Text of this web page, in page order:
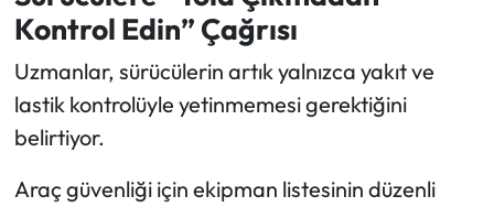
Kontrol Edin” Çağrısı
Uzmanlar, sürücülerin artık yalnızca yakıt ve
lastik kontrolüyle yetinmemesi gerektiğini
belirtiyor.
Araç güvenliği için ekipman listesinin düzenli